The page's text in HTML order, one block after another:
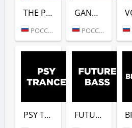
THE PRODIGY (DFM)
РОССИЯ (МОСКВА)
GANGSTER DEEP (DFM)
РОССИЯ (МОСКВА)
PSY TRANCE (DFM) FUTURE BASS (DFM)